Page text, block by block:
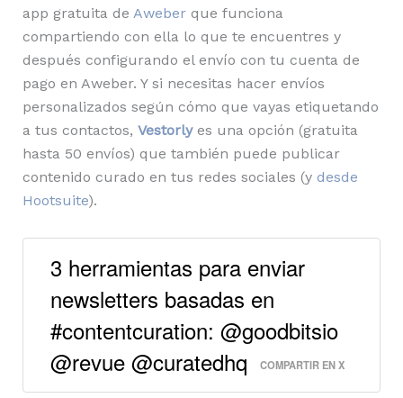
app gratuita de Aweberque funciona
compartiendo con ella lo que te encuentres y
después configurando el envío con tu cuenta de
pago en Aweber. Y si necesitas hacer envíos
personalizados según cómo que vayas etiquetando
a tus contactos, Vestorlyes una opción (gratuita
hasta 50 envíos) que también puede publicar
contenido curado en tus redes sociales (y desde
Hootsuite).
3 herramientas para enviar
newsletters basadas en
#contentcuration: @goodbitsio
@revue @curatedhq
COMPARTIR EN X